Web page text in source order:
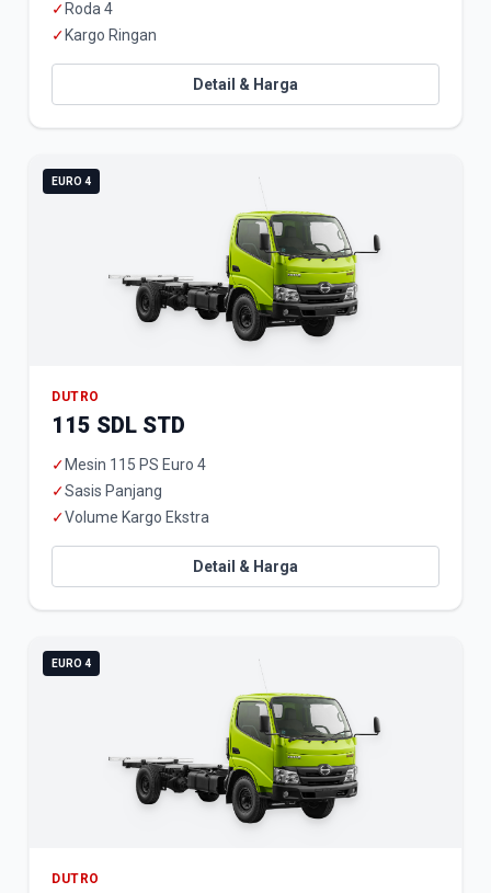
✓ Roda 4
✓ Kargo Ringan
Detail & Harga
EURO 4
DUTRO
115 SDL STD
✓ Mesin 115 PS Euro 4
✓Sasis Panjang
✓Volume Kargo Ekstra
Detail & Harga
EURO 4
DUTRO